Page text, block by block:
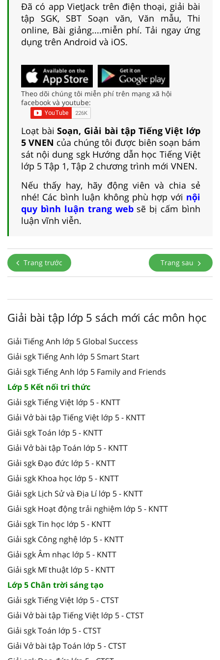
Đã có app VietJack trên điện thoại, giải bài
tập SGK, SBT Soạn văn, Văn mẫu, Thi
online, Bài giảng....miễn phí. Tải ngay ứng
dụng trên Android và iOS.
Theo dõi chúng tôi miễn phí trên mạng xã hội
facebook và youtube:
Loạt bàiSoạn, Giải bài tập Tiếng Việt lớp
5 VNEN của chúng tôi được biên soạn bám
sát nội dung sgk Hướng dẫn học Tiếng Việt
lớp 5 Tập 1, Tập 2 chương trình mới VNEN.
Nếu thấy hay, hãy động viên và chia sẻ
nhé! Các bình luận không phù hợp với nội
quy bình luận trang websẽ bị cấm bình
luận vĩnh viễn.
Trang trước Trang sau
Giải bài tập lớp 5 sách mới các môn học
Giải Tiếng Anh lớp 5 Global Success
Giải sgk Tiếng Anh lớp 5 Smart Start
Giải sgk Tiếng Anh lớp 5 Family and Friends
Lớp 5 Kết nối tri thức
Giải sgk Tiếng Việt lớp 5 - KNTT
Giải Vở bài tập Tiếng Việt lớp 5 - KNTT
Giải sgk Toán lớp 5 - KNTT
Giải Vở bài tập Toán lớp 5 - KNTT
Giải sgk Đạo đức lớp 5 - KNTT
Giải sgk Khoa học lớp 5 - KNTT
Giải sgk Lịch Sử và Địa Lí lớp 5 - KNTT
Giải sgk Hoạt động trải nghiệm lớp 5 - KNTT
Giải sgk Tin học lớp 5 - KNTT
Giải sgk Công nghệ lớp 5 - KNTT
Giải sgk Âm nhạc lớp 5 - KNTT
Giải sgk Mĩ thuật lớp 5 - KNTT
Lớp 5 Chân trời sáng tạo
Giải sgk Tiếng Việt lớp 5 - CTST
Giải Vở bài tập Tiếng Việt lớp 5 - CTST
Giải sgk Toán lớp 5 - CTST
Giải Vở bài tập Toán lớp 5 - CTST